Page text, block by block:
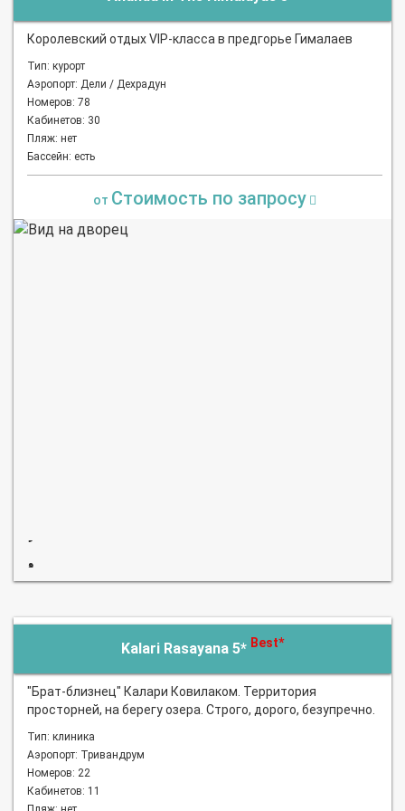
Королевский отдых VIP-класса в предгорье Гималаев
Тип: курорт
Аэропорт: Дели / Дехрадун
Номеров: 78
Кабинетов: 30
Пляж: нет
Бассейн: есть
от Стоимость по запросу
Kalari Rasayana 5* Best*
"Брат-близнец" Калари Ковилаком. Территория
просторней, на берегу озера. Строго, дорого, безупречно.
Тип: клиника
Аэропорт: Тривандрум
Номеров: 22
Кабинетов: 11